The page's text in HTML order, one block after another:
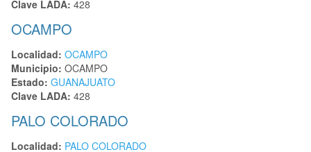
Clave LADA: 428
OCAMPO
Localidad: OCAMPO
Municipio: OCAMPO
Estado: GUANAJUATO
Clave LADA: 428
PALO COLORADO
Localidad: PALO COLORADO